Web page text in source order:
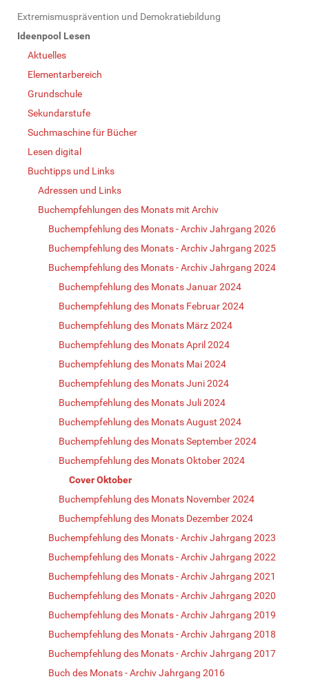
N
a
Extremismusprävention und Demokratiebildung
Ideenpool Lesen
Aktuelles
Elementarbereich
Grundschule
Sekundarstufe
Suchmaschine für Bücher
Lesen digital
Buchtipps und Links
Adressen und Links
Buchempfehlungen des Monats mit Archiv
Buchempfehlung des Monats - Archiv Jahrgang 2026
Buchempfehlung des Monats - Archiv Jahrgang 2025
Buchempfehlung des Monats - Archiv Jahrgang 2024
Buchempfehlung des Monats Januar 2024
Buchempfehlung des Monats Februar 2024
Buchempfehlung des Monats März 2024
Buchempfehlung des Monats April 2024
Buchempfehlung des Monats Mai 2024
Buchempfehlung des Monats Juni 2024
Buchempfehlung des Monats Juli 2024
Buchempfehlung des Monats August 2024
Buchempfehlung des Monats September 2024
Buchempfehlung des Monats Oktober 2024
Cover Oktober
Buchempfehlung des Monats November 2024
Buchempfehlung des Monats Dezember 2024
Buchempfehlung des Monats - Archiv Jahrgang 2023
Buchempfehlung des Monats - Archiv Jahrgang 2022
Buchempfehlung des Monats - Archiv Jahrgang 2021
Buchempfehlung des Monats - Archiv Jahrgang 2020
Buchempfehlung des Monats - Archiv Jahrgang 2019
Buchempfehlung des Monats - Archiv Jahrgang 2018
Buchempfehlung des Monats - Archiv Jahrgang 2017
Buch des Monats - Archiv Jahrgang 2016